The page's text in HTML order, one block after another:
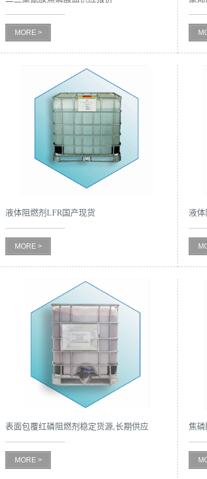
MORE >
液体阻燃剂LFR国产现货
MORE >
液体
表面包覆红磷阻燃剂稳定货源,长期供应
MORE >
焦磷